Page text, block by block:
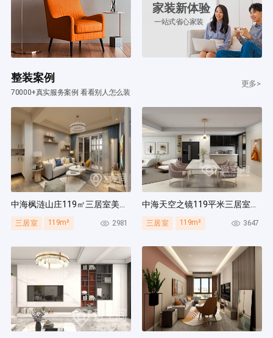
家装新体验
一站式省心家装
整装案例
70000+真实服务案例 看看别人怎么装
更多>
中海枫涟山庄119㎡三居室美式风装修案例
三居室 119m² 2981
中海天空之镜119平米三居室北欧风装修案例
三居室 119m² 3647